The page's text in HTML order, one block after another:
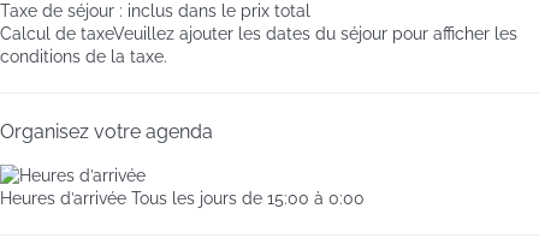
Taxe de séjour : inclus dans le prix total
Calcul de taxeVeuillez ajouter les dates du séjour pour afficher les
conditions de la taxe.
Organisez votre agenda
Heures d’arrivée Tous les jours de 15:00 à 0:00